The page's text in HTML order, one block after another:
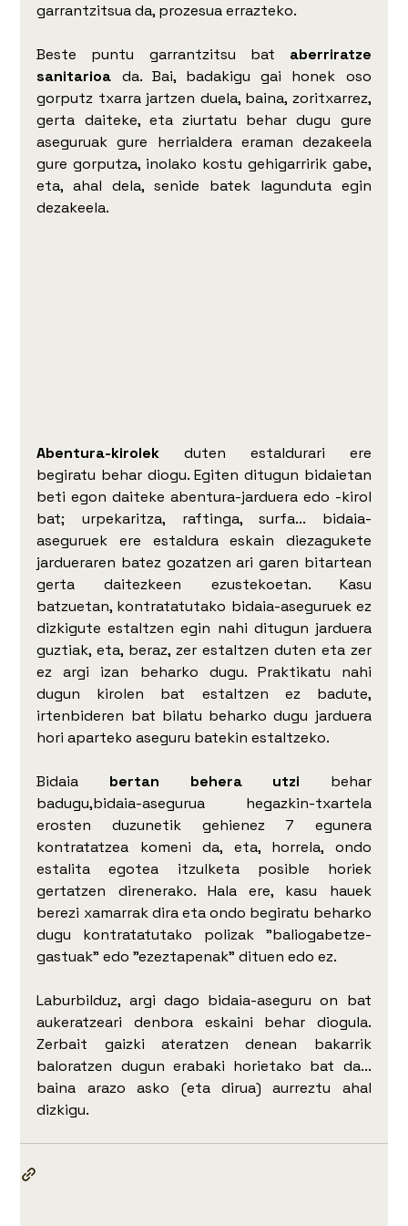
garrantzitsua da, prozesua errazteko.
Beste puntu garrantzitsu bat aberriratze
sanitarioa da. Bai, badakigu gai honek oso
gorputz txarra jartzen duela, baina, zoritxarrez,
gerta daiteke, eta ziurtatu behar dugu gure
aseguruak gure herrialdera eraman dezakeela
gure gorputza, inolako kostu gehigarririk gabe,
eta, ahal dela, senide batek lagunduta egin
dezakeela.
Abentura-kirolek duten estaldurari ere
begiratu behar diogu. Egiten ditugun bidaietan
beti egon daiteke abentura-jarduera edo -kirol
bat; urpekaritza, raftinga, surfa... bidaia-
aseguruek ere estaldura eskain diezagukete
jardueraren batez gozatzen ari garen bitartean
gerta daitezkeen ezustekoetan. Kasu
batzuetan, kontratatutako bidaia-aseguruek ez
dizkigute estaltzen egin nahi ditugun jarduera
guztiak, eta, beraz, zer estaltzen duten eta zer
ez argi izan beharko dugu. Praktikatu nahi
dugun kirolen bat estaltzen ez badute,
irtenbideren bat bilatu beharko dugu jarduera
hori aparteko aseguru batekin estaltzeko.
Bidaia bertan behera utzi behar
badugu,bidaia-asegurua hegazkin-txartela
erosten duzunetik gehienez 7 egunera
kontratatzea komeni da, eta, horrela, ondo
estalita egotea itzulketa posible horiek
gertatzen direnerako. Hala ere, kasu hauek
berezi xamarrak dira eta ondo begiratu beharko
dugu kontratatutako polizak "baliogabetze-
gastuak" edo "ezeztapenak" dituen edo ez.
Laburbilduz, argi dago bidaia-aseguru on bat
aukeratzeari denbora eskaini behar diogula.
Zerbait gaizki ateratzen denean bakarrik
baloratzen dugun erabaki horietako bat da...
baina arazo asko (eta dirua) aurreztu ahal
dizkigu.